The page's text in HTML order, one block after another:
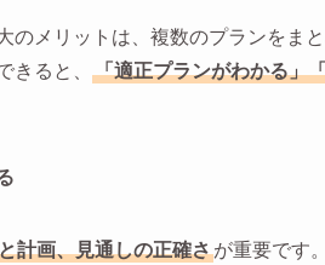
のメリットは、複数のプランをま
きると、
「適正プランがわかる」
計画、見通しの正確さが重要です。